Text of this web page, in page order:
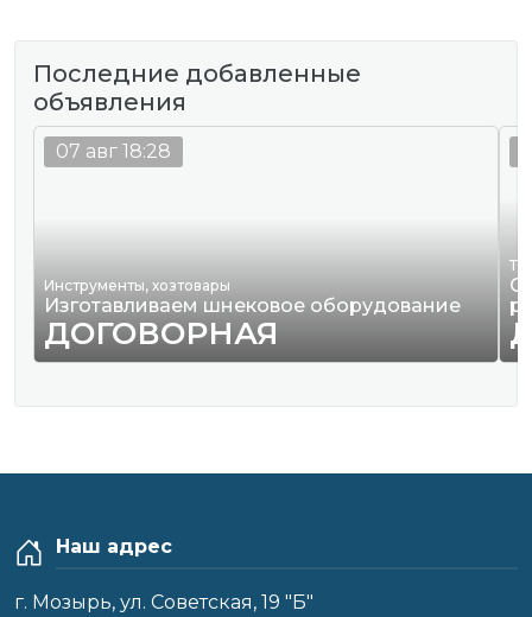
Последние добавленные
объявления
Инструменты, хозтовары
Изготавливаем шнековое оборудование
ДОГОВОРНАЯ
07 авг 18:28
Наш адрес
г. Мозырь, ул. Советская, 19 "Б"